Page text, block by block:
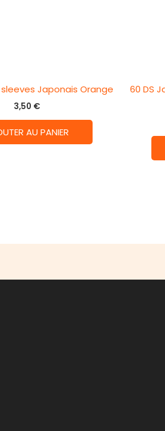
sleeves Japonais Orange
3,50 €
AU PANIER
60 DS